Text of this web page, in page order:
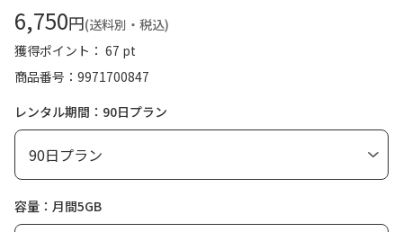
6,750円(送料別・税込)
獲得ポイント： 67 pt
商品番号
9971700847
レンタル期間：90日プラン
容量：月間5GB